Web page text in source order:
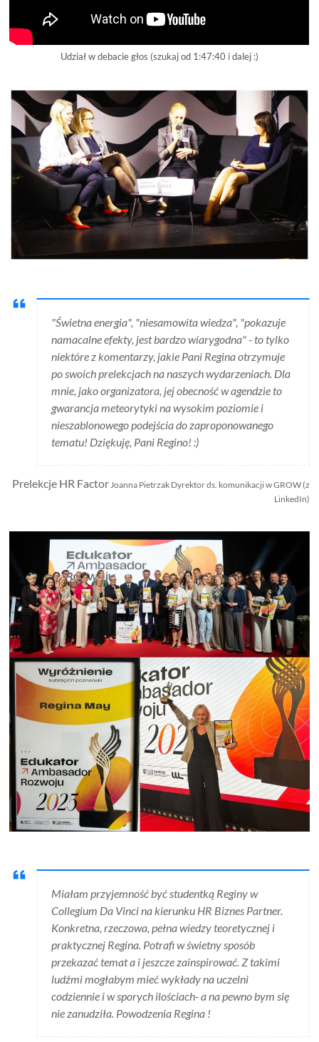
Udział w debacie głos (szukaj od 1:47:40 i dalej :)
"Świetna energia", "niesamowita wiedza", "pokazuje
namacalne efekty, jest bardzo wiarygodna" - to tylko
niektóre z komentarzy, jakie Pani Regina otrzymuje
po swoich prelekcjach na naszych wydarzeniach. Dla
mnie, jako organizatora, jej obecność w agendzie to
gwarancja meteorytyki na wysokim poziomie i
nieszablonowego podejścia do zaproponowanego
tematu! Dziękuję, Pani Regino! :)
Prelekcje HR FactorJoanna Pietrzak Dyrektor ds. komunikacji w GROW (z
LinkedIn)
Miałam przyjemność być studentką Reginy w
Collegium Da Vinci na kierunku HR Biznes Partner.
Konkretna, rzeczowa, pełna wiedzy teoretycznej i
praktycznej Regina. Potrafi w świetny sposób
przekazać temat a i jeszcze zainspirować. Z takimi
ludźmi mogłabym mieć wykłady na uczelni
codziennie i w sporych ilościach- a na pewno bym się
nie zanudziła. Powodzenia Regina !